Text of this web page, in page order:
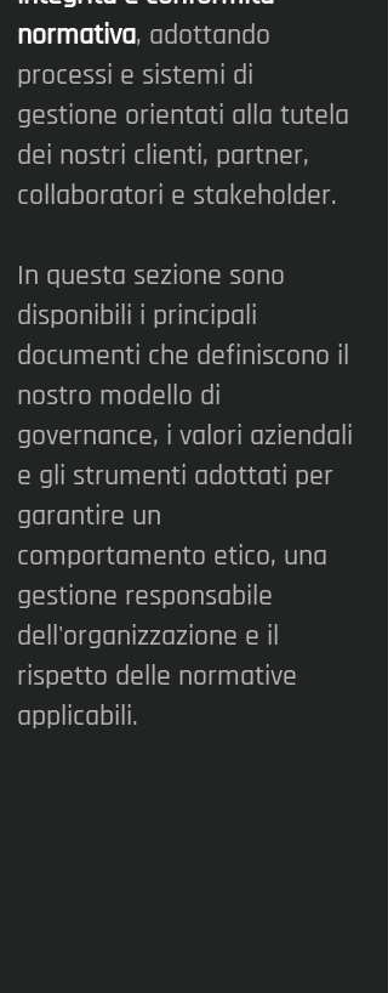
normativa, adottando
processi e sistemi di
gestione orientati alla tutela
dei nostri clienti, partner,
collaboratori e stakeholder.
In questa sezione sono
disponibili i principali
documenti che definiscono il
nostro modello di
governance, i valori aziendali
e gli strumenti adottati per
garantire un
comportamento etico, una
gestione responsabile
dell'organizzazione e il
rispetto delle normative
applicabili.